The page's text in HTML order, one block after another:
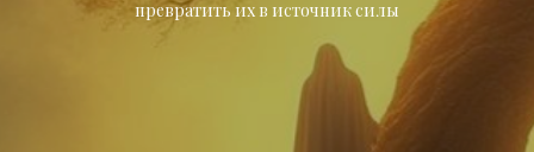
превратить их в источник силы